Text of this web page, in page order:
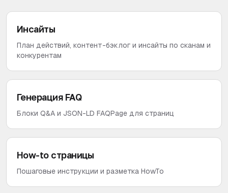
Инсайты
План действий, контент-бэклог и инсайты по сканам и
конкурентам
Генерация FAQ
Блоки Q&A и JSON-LD FAQPage для страниц
How-to страницы
Пошаговые инструкции и разметка HowTo